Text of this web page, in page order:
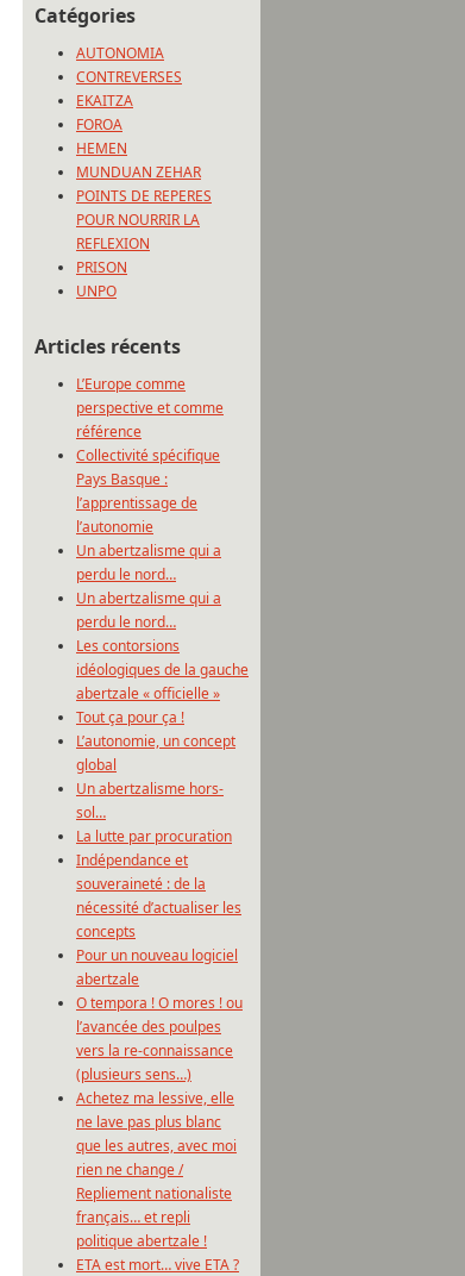
Catégories
AUTONOMIA
CONTREVERSES
EKAITZA
FOROA
HEMEN
MUNDUAN ZEHAR
POINTS DE REPERES
POUR NOURRIR LA
REFLEXION
PRISON
UNPO
Articles récents
L’Europe comme
perspective et comme
référence
Collectivité spécifique
Pays Basque :
l’apprentissage de
l’autonomie
Un abertzalisme qui a
perdu le nord…
Un abertzalisme qui a
perdu le nord…
Les contorsions
idéologiques de la gauche
abertzale « officielle »
Tout ça pour ça !
L’autonomie, un concept
global
Un abertzalisme hors-
sol…
La lutte par procuration
Indépendance et
souveraineté : de la
nécessité d’actualiser les
concepts
Pour un nouveau logiciel
abertzale
O tempora ! O mores ! ou
l’avancée des poulpes
vers la re-connaissance
(plusieurs sens…)
Achetez ma lessive, elle
ne lave pas plus blanc
que les autres, avec moi
rien ne change /
Repliement nationaliste
français… et repli
politique abertzale !
ETA est mort… vive ETA ?